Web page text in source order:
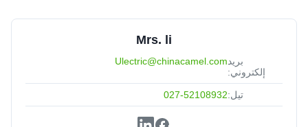
Mrs. li
بريد
إلكتروني:
Ulectric@chinacamel.com
تيل:027-52108932